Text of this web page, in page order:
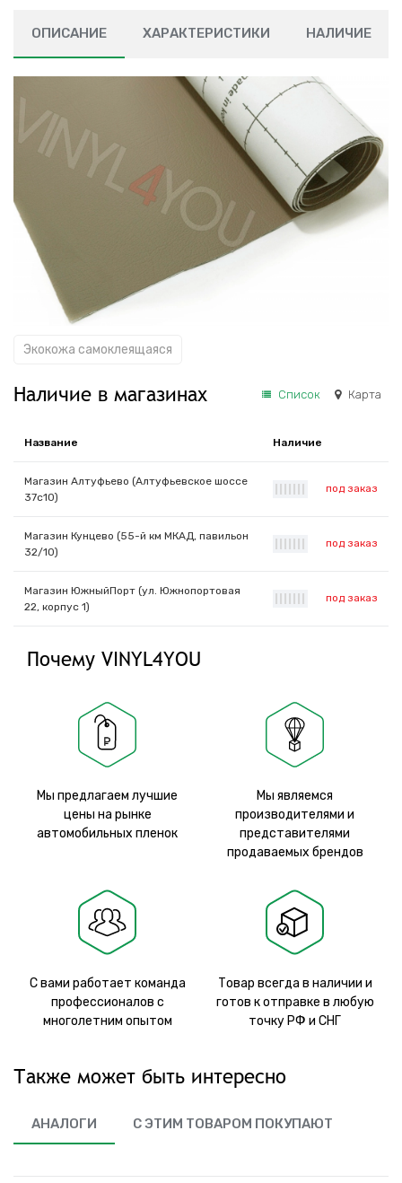
ОПИСАНИЕ ХАРАКТЕРИСТИКИ НАЛИЧИЕ
Экокожа самоклеящаяся
Наличие в магазинах Список Карта
Название Наличие
Магазин Алтуфьево (Алтуфьевское шоссе
37с10)
под заказ
Магазин Кунцево (55-й км МКАД, павильон
32/10)
под заказ
Магазин ЮжныйПорт (ул. Южнопортовая
22, корпус 1)
под заказ
Почему VINYL4YOU
Мы предлагаем лучшие
цены на рынке
автомобильных пленок
Мы являемся
производителями и
представителями
продаваемых брендов
С вами работает команда
профессионалов с
многолетним опытом
Товар всегда в наличии и
готов к отправке в любую
точку РФ и СНГ
Также может быть интересно
АНАЛОГИ С ЭТИМ ТОВАРОМ ПОКУПАЮТ